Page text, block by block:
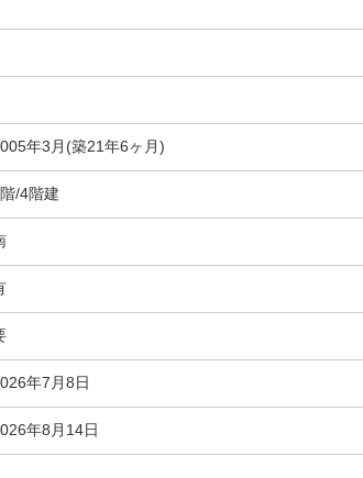
年3月(築21年6ヶ月)
/4階建
年7月8日
年8月14日